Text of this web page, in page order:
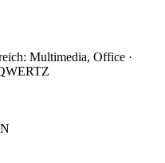
Multimedia, Office ·